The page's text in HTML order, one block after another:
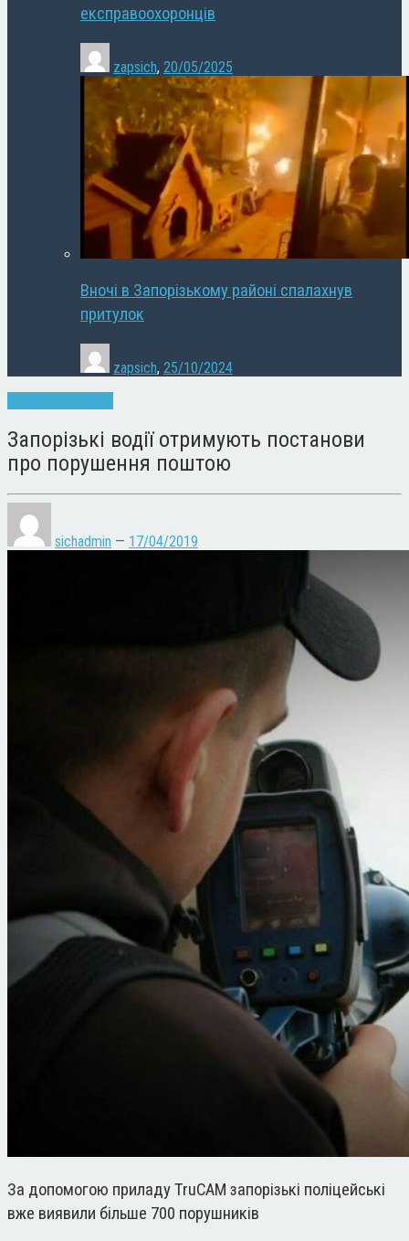
експравоохоронців
zapsich, 20/05/2025
Вночі в Запорізькому районі спалахнув
притулок
zapsich, 25/10/2024
Запорізькі водії отримують постанови
про порушення поштою
sichadmin — 17/04/2019
За допомогою приладу TruCAM запорізькі поліцейські
вже виявили більше 700 порушників